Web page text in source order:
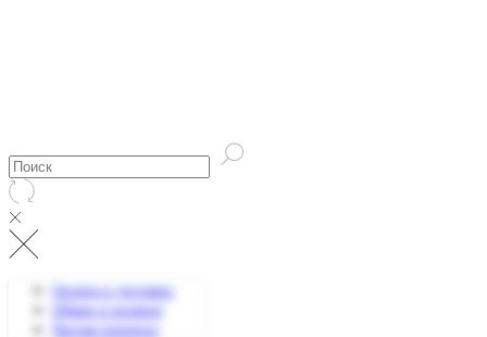
Оплата и доставка
Обмен и возврат
Частые вопросы